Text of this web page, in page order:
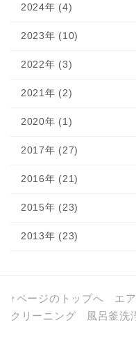
2024年 (4)
2023年 (10)
2022年 (3)
2021年 (2)
2020年 (1)
2017年 (27)
2016年 (21)
2015年 (23)
2013年 (23)
↑ページのトップへ エ
クリーニング
風呂釜洗